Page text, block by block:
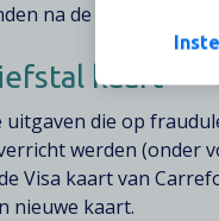
na de
kaart
uitgaven die op
werden (onder
Visa kaart van
nieuwe kaart.